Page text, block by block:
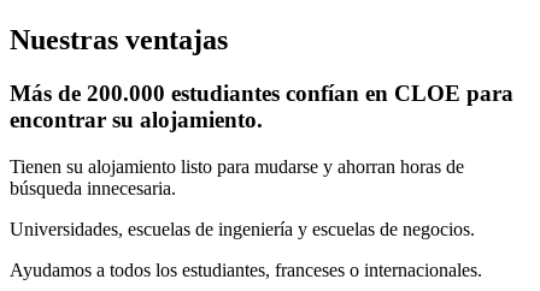
Nuestras ventajas
Más de 200.000 estudiantes confían en CLOE para
encontrar su alojamiento.
Tienen su alojamiento listo para mudarse y ahorran horas de
búsqueda innecesaria.
Universidades, escuelas de ingeniería y escuelas de negocios.
Ayudamos a todos los estudiantes, franceses o internacionales.